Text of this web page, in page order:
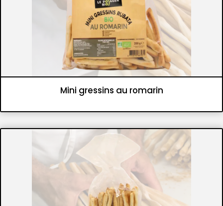
Mini gressins au romarin
Gressins et flûtes croustillantes Panifications